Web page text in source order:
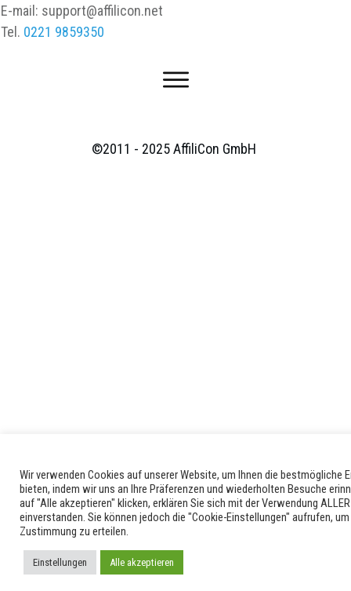
E-mail: support@affilicon.net
Tel. 0221 9859350
©2011 - 2025AffiliCon GmbH
Wir verwenden Cookies auf unserer Website, um Ihnen die bestmögliche
bieten, indem wir uns an Ihre Präferenzen und wiederholten Besuche
auf "Alle akzeptieren" klicken, erklären Sie sich mit der Verwendung
einverstanden. Sie können jedoch die "Cookie-Einstellungen" aufrufen,
Zustimmung zu erteilen.
Einstellungen Alle akzeptieren